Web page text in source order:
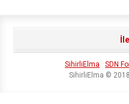
SihirliElma SDN
SihirliElma © 2018